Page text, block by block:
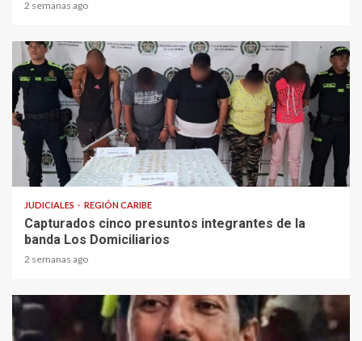
2 semanas ago
1 min read
JUDICIALES REGIÓN CARIBE
Capturados cinco presuntos integrantes de la
banda Los Domiciliarios
2 semanas ago